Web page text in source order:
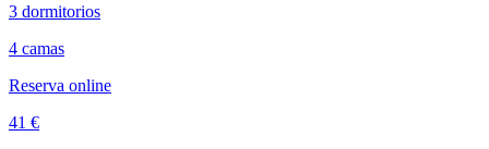
3 dormitorios
4 camas
Reserva online
41 €